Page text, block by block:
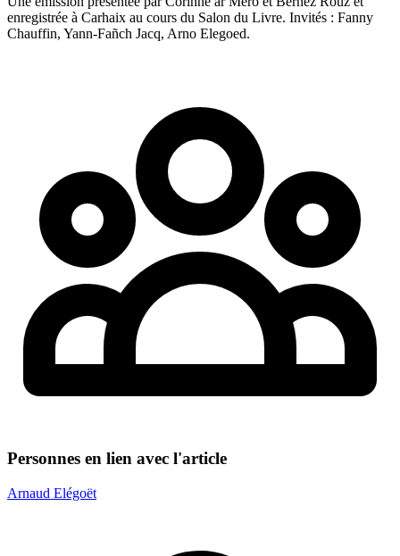
enregistrée à Carhaix au cours du Salon du Livre. Invités : Fanny
Chauffin, Yann-Fañch Jacq, Arno Elegoed.
Personnes en lien avec l'article
Arnaud Elégoët